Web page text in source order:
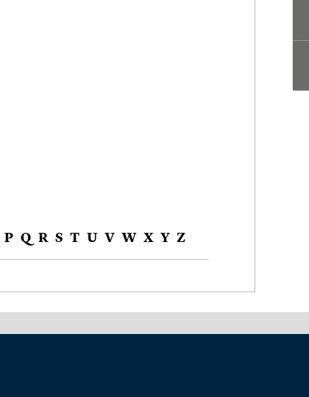
P Q R S T U V W X Y Z